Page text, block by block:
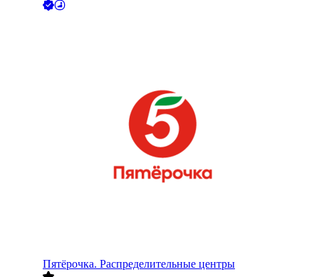
Пятёрочка. Распределительные центры